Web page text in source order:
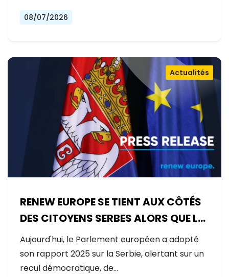
08/07/2026
RENEW EUROPE SE TIENT AUX CÔTÉS
DES CITOYENS SERBES ALORS QUE LE
GOUVERNEMENT RECULE SUR LES
RÉFORMES
Actualités
Aujourd'hui, le Parlement européen a adopté
son rapport 2025 sur la Serbie, alertant sur un
recul démocratique, de…